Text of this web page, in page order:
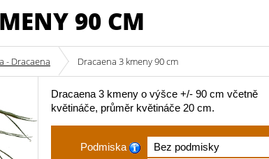
90 CM
- Dracaena Dracaena 3 kmeny 90 cm
Dracaena 3 kmeny o výšce +/- 90 cm včetně
květináče, průměr květináče 20 cm.
Podmiska